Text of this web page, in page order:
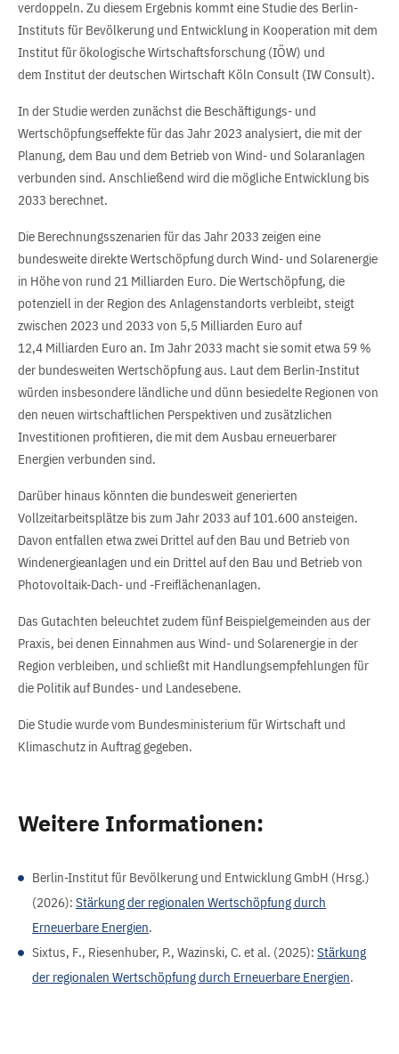
verdoppeln. Zu diesem Ergebnis kommt eine Studie des Berlin-
Instituts für Bevölkerung und Entwicklung in Kooperation mit dem
Institut für ökologische Wirtschaftsforschung (IÖW) und
dem Institut der deutschen Wirtschaft Köln Consult (IW Consult).
In der Studie werden zunächst die Beschäftigungs- und
Wertschöpfungseffekte für das Jahr 2023 analysiert, die mit der
Planung, dem Bau und dem Betrieb von Wind- und Solaranlagen
verbunden sind. Anschließend wird die mögliche Entwicklung bis
2033 berechnet.
Die Berechnungsszenarien für das Jahr 2033 zeigen eine
bundesweite direkte Wertschöpfung durch Wind- und Solarenergie
in Höhe von rund 21 Milliarden Euro. Die Wertschöpfung, die
potenziell in der Region des Anlagenstandorts verbleibt, steigt
zwischen 2023 und 2033 von 5,5 Milliarden Euro auf
12,4 Milliarden Euro an. Im Jahr 2033 macht sie somit etwa 59 %
der bundesweiten Wertschöpfung aus. Laut dem Berlin-Institut
würden insbesondere ländliche und dünn besiedelte Regionen von
den neuen wirtschaftlichen Perspektiven und zusätzlichen
Investitionen profitieren, die mit dem Ausbau erneuerbarer
Energien verbunden sind.
Darüber hinaus könnten die bundesweit generierten
Vollzeitarbeitsplätze bis zum Jahr 2033 auf 101.600 ansteigen.
Davon entfallen etwa zwei Drittel auf den Bau und Betrieb von
Windenergieanlagen und ein Drittel auf den Bau und Betrieb von
Photovoltaik-Dach- und -Freiflächenanlagen.
Das Gutachten beleuchtet zudem fünf Beispielgemeinden aus der
Praxis, bei denen Einnahmen aus Wind- und Solarenergie in der
Region verbleiben, und schließt mit Handlungsempfehlungen für
die Politik auf Bundes- und Landesebene.
Die Studie wurde vom Bundesministerium für Wirtschaft und
Klimaschutz in Auftrag gegeben.
Weitere Informationen:
Berlin-Institut für Bevölkerung und Entwicklung GmbH (Hrsg.)
(2026): Stärkung der regionalen Wertschöpfung durch
Erneuerbare Energien.
Sixtus, F., Riesenhuber, P., Wazinski, C. et al. (2025): Stärkung
der regionalen Wertschöpfung durch Erneuerbare Energien.